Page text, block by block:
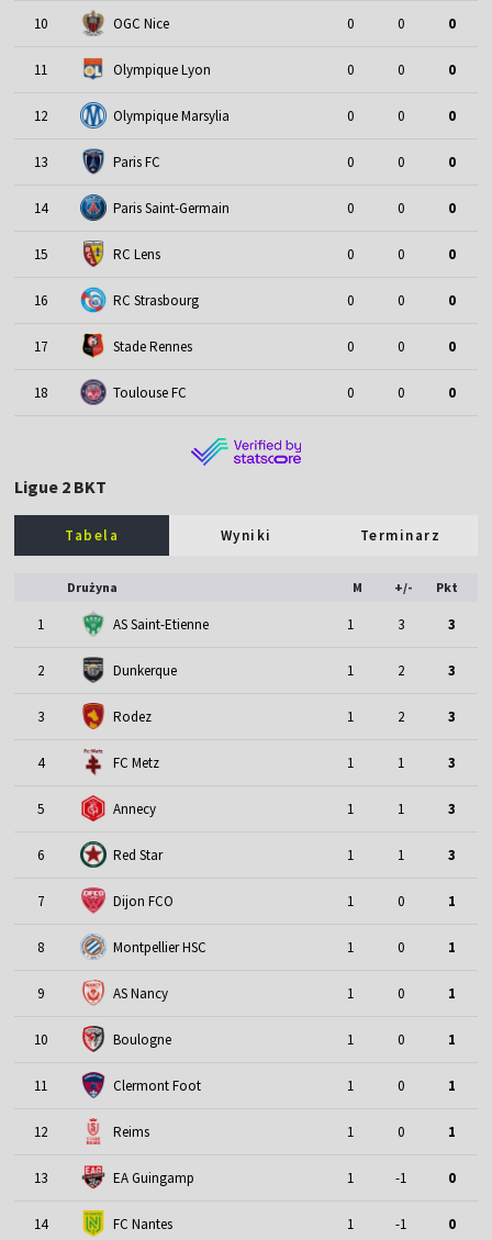
10 OGC Nice 0 0 0
11 Olympique Lyon 0 0 0
12 Olympique Marsylia 0 0 0
13 Paris FC 0 0 0
14 Paris Saint-Germain 0 0 0
15 RC Lens 0 0 0
16 RC Strasbourg 0 0 0
17 Stade Rennes 0 0 0
18 Toulouse FC 0 0 0
Ligue 2 BKT
Tabela Wyniki Terminarz
Drużyna M +/- Pkt
1 AS Saint-Etienne 1 3 3
2 Dunkerque 1 2 3
3 Rodez 1 2 3
4 FC Metz 1 1 3
5 Annecy 1 1 3
6 Red Star 1 1 3
7 Dijon FCO 1 0 1
8 Montpellier HSC 1 0 1
9 AS Nancy 1 0 1
10 Boulogne 1 0 1
11 Clermont Foot 1 0 1
12 Reims 1 0 1
13 EA Guingamp 1 -1 0
14 FC Nantes 1 -1 0